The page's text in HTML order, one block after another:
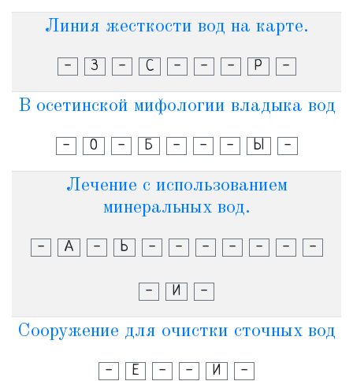
Линия жесткости вод на карте.
- З - С - - - Р -
В осетинской мифологии владыка вод
- О - Б - - - Ы -
Лечение с использованием
минеральных вод.
- А - Ь - - - - - - -
- И -
Сооружение для очистки сточных вод
- Е - - И -